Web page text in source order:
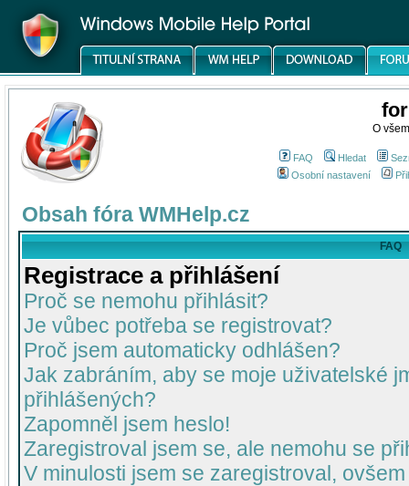
O
FAQ Hledat
Osobní nastavení
Obsah fóra WMHelp.cz
FAQ
Registrace a přihlášení
Proč se nemohu přihlásit?
Je vůbec potřeba se registrovat?
Proč jsem automaticky odhlášen?
Jak zabráním, aby se moje uživatelské
přihlášených?
Zapomněl jsem heslo!
Zaregistroval jsem se, ale nemohu se
V minulosti jsem se zaregistroval,